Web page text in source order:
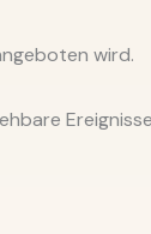
wird.